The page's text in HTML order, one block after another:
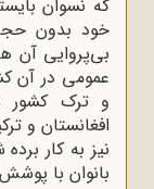
که نسوان
خود بدون
بی‌پروایی آن
عمومی در آن
و ترک کشور
افغانستان و
نیز به کار
بانوان با